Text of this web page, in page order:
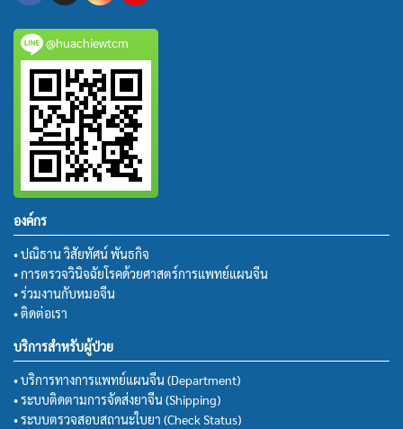
@huachiewtcm
องค์กร
• ปณิธาน วิสัยทัศน์ พันธกิจ
• การตรวจวินิจฉัยโรคด้วยศาสตร์การแพทย์แผนจีน
• ร่วมงานกับหมอจีน
• ติดต่อเรา
บริการสำหรับผู้ป่วย
• บริการทางการแพทย์แผนจีน (Department)
• ระบบติดตามการจัดส่งยาจีน (Shipping)
• ระบบตรวจสอบสถานะใบยา (Check Status)